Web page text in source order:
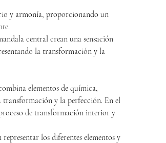
y armonía, proporcionando un
central crean una sensación
la transformación y la
elementos de química,
y la perfección. En el
de transformación interior y
los diferentes elementos y